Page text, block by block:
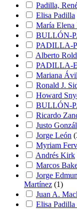
Padilla,
Elisa Padilla
María Elena
BULLÓN-
PADILLA-
Alberto
PADILLA-
Mariana
Ronald J.
Howard
BULLÓN-
Ricardo
Justo
Jorge León (
Myriam
Andrés Kirk
Marcos
Jorge
Martínez (1)
Juan A.
Elisa